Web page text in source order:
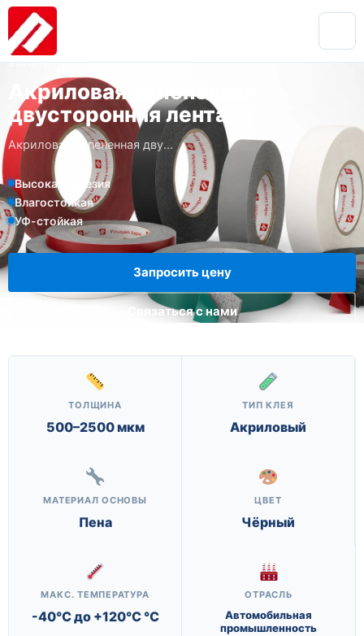
ВСПЕНЕННЫЕ ЛЕНТЫ / ДВУСТОРОННИЕ ЛЕНТЫ
Акриловая вспененная
двусторонняя лента
Акриловая вспененная дву...
Высокая адгезия
Влагостойкая
УФ-стойкая
Запросить цену
Связаться с нами
ТОЛЩИНА
500–2500 мкм
ТИП КЛЕЯ
Акриловый
МАТЕРИАЛ ОСНОВЫ
Пена
ЦВЕТ
Чёрный
МАКС. ТЕМПЕРАТУРА
-40°C до +120°C °C
ОТРАСЛЬ
Автомобильная
промышленность